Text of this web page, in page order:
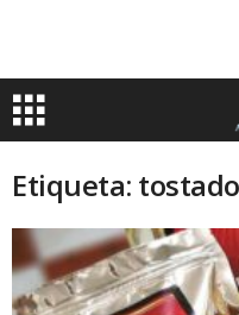
Etiqueta: tostado